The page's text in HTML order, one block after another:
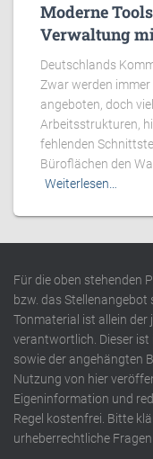
Moderne
Verwaltung
Deutschlands
Zwar werden
angeboten, doch
Arbeitsstrukturen,
fehlenden
Büroflächen den
Weiterlesen…
Für die oben stehenden
bzw. das
Tonmaterial ist allein der
verantwortlich. Dieser ist
sowie der angehängten
Nutzung von hier
Eigeninformation und
Regel kostenfrei. Bitte
urheberrechtliche